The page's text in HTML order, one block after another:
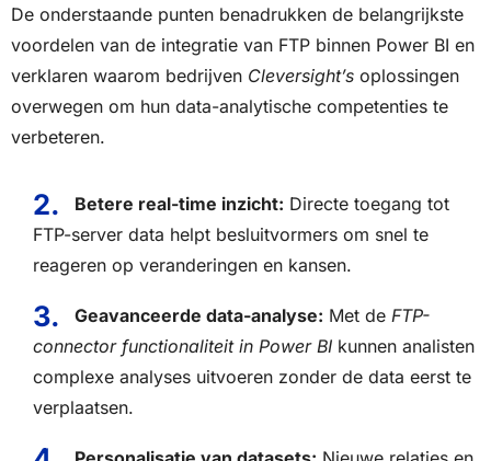
De onderstaande punten benadrukken de belangrijkste
voordelen van de integratie van FTP binnen Power BI en
verklaren waarom bedrijven Cleversight’s oplossingen
overwegen om hun data-analytische competenties te
verbeteren.
Betere real-time inzicht: Directe toegang tot
FTP-server data helpt besluitvormers om snel te
reageren op veranderingen en kansen.
Geavanceerde data-analyse: Met de FTP-
connector functionaliteit in Power BI kunnen analisten
complexe analyses uitvoeren zonder de data eerst te
verplaatsen.